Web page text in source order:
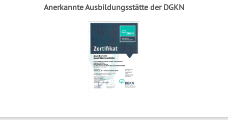
Anerkannte Ausbildungsstätte der DGKN